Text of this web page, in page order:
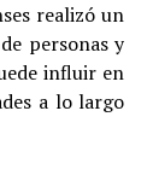
realizó un
personas y
influir en
a lo largo